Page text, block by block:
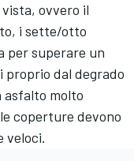
ovvero il
i sette/otto
per superare un
proprio dal degrado
asfalto molto
coperture devono
veloci.